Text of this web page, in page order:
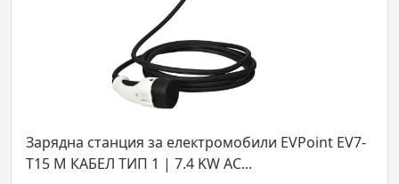
Зарядна станция за електромобили EVPoint EV7-
T15 М КАБЕЛ ТИП 1 | 7.4 KW AC...